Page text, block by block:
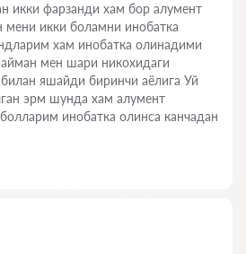
икки фарзанди хам бор алумент
мени икки боламни инобатка
хам инобатка олинадими
мен шари никохидаги
яшайди биринчи аёлига Уй
эрм шунда хам алумент
инобатка олинса канчадан